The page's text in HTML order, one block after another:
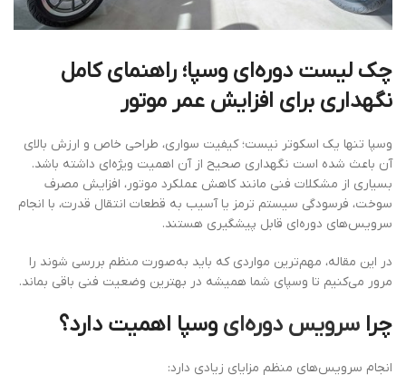
چک لیست دوره‌ای وسپا؛ راهنمای کامل
نگهداری برای افزایش عمر موتور
وسپا تنها یک اسکوتر نیست؛ کیفیت سواری، طراحی خاص و ارزش بالای
آن باعث شده است نگهداری صحیح از آن اهمیت ویژه‌ای داشته باشد.
بسیاری از مشکلات فنی مانند کاهش عملکرد موتور، افزایش مصرف
سوخت، فرسودگی سیستم ترمز یا آسیب به قطعات انتقال قدرت، با انجام
سرویس‌های دوره‌ای قابل پیشگیری هستند.
در این مقاله، مهم‌ترین مواردی که باید به‌صورت منظم بررسی شوند را
مرور می‌کنیم تا وسپای شما همیشه در بهترین وضعیت فنی باقی بماند.
چرا سرویس دوره‌ای وسپا اهمیت دارد؟
انجام سرویس‌های منظم مزایای زیادی دارد: